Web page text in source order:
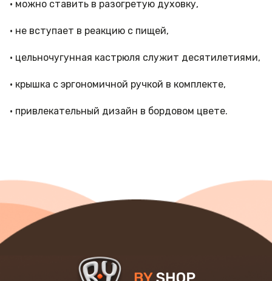
• можно ставить в разогретую духовку,
• не вступает в реакцию с пищей,
• цельночугунная кастрюля служит десятилетиями,
• крышка с эргономичной ручкой в комплекте,
• привлекательный дизайн в бордовом цвете.